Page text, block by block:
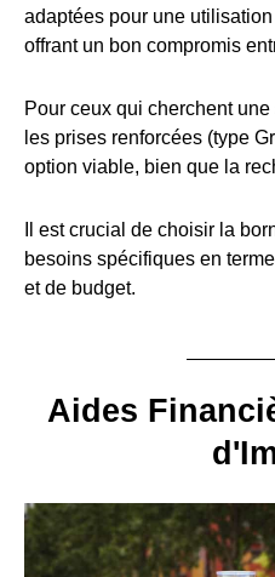
adaptées pour une
offrant un bon compromis
Pour ceux qui cherchent
les prises renforcées (type
option viable, bien que la
Il est crucial de choisir la
besoins spécifiques en
et de budget.
Aides